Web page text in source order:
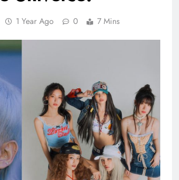
1 Year Ago 0 7 Mins